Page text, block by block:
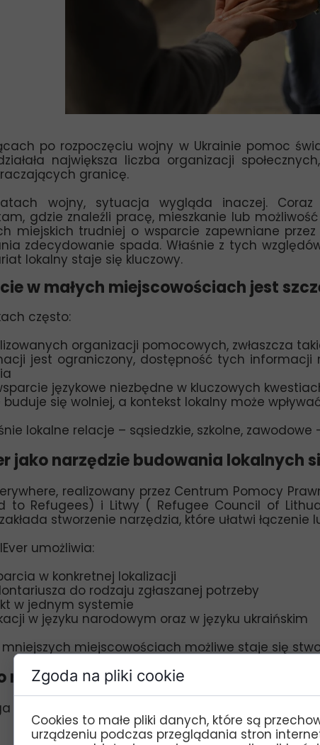
po rozpoczęciu wojny w Ukrainie pomoc
największa liczba organizacji
granicę.
wojny, sytuacja wygląda inaczej.
gdzie znaleźli pracę, mieszkanie lub
miejskich trudniej o wsparcie zapewniane
zdecydowanie spada. Właśnie z tych
lokalny staje się kluczowy.
w małych miejscowościach jest
często:
organizacji pomocowych, zwłaszcza
jest ograniczony, dostępność tych informacji
językowe niezbędne w kluczowych
buduje się wolniej, a kontekst lokalny może
lokalne relacje – sąsiedzkie, szkolne,
jako narzędzie budowania lokalnych
realizowany przez Centrum Pomocy
to Refugees) i Litwy ( Refugee Council of
stworzenie narzędzia, które ułatwi
umożliwia:
w konkretnej lokalizacji
do rodzaju zgłaszanej potrzeby
w jednym systemie
w języku narodowym oraz w języku ukraińskim
miejscowościach możliwe staje się
nie jednorazowa pomoc
wyłącznie na rozwiązaniu jednej sprawy
Zgoda na pliki cookie
Cookies to małe pliki danych, które są
urządzeniu podczas przeglądania stron